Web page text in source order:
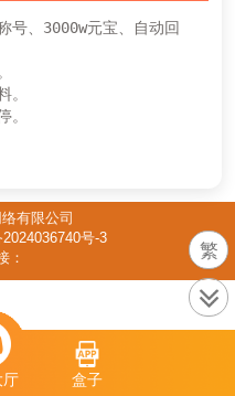
号、3000w元宝、自动回
。
。
繁
有限公司
号-3
：
厅 盒子